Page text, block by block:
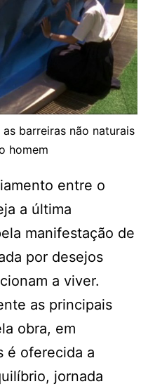
barreiras não naturais
homem
entre o
a última
manifestação de
por desejos
a viver.
as principais
obra, em
é oferecida a
jornada